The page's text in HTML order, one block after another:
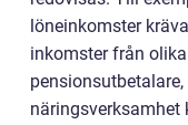
löneinkomster
inkomster från
näringsverksamhet